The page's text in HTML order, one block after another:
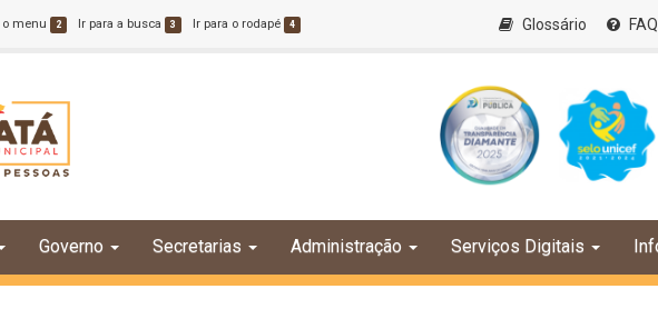
o menu 2 Ir para a busca 3 Ir para o rodapé 4 Glossário FAQ
Governo Secretarias Administração Serviços Digitais